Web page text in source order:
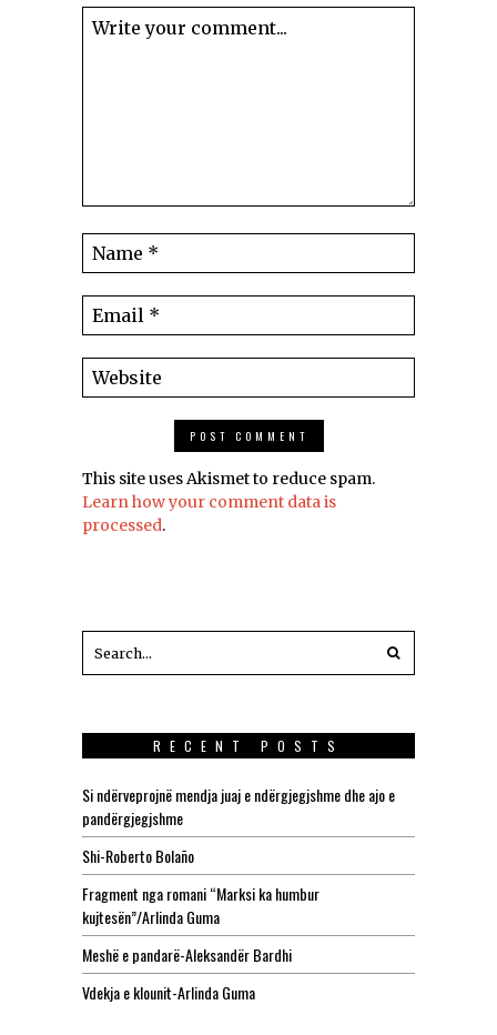
This site uses Akismet to reduce spam.
Learn how your comment data is
processed.
RECENT POSTS
Si ndërveprojnë mendja juaj e ndërgjegjshme dhe ajo e
pandërgjegjshme
Shi-Roberto Bolaño
Fragment nga romani “Marksi ka humbur
kujtesën”/Arlinda Guma
Meshë e pandarë-Aleksandër Bardhi
Vdekja e klounit-Arlinda Guma